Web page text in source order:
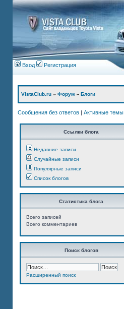
Вход Регистрация
VistaClub.ru » Форум » Блоги
Сообщения без ответов | Активные темы
Ссылки блога
Недавние записи
Случайные записи
Популярные записи
Список блогов
Статистика блога
Всего записей
Всего комментариев
Поиск блогов
Расширенный поиск